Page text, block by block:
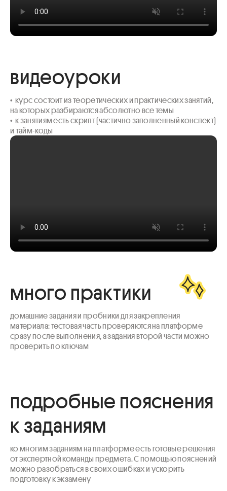
видеоуроки
•  курс состоит из теоретических и практических занятий,
на которых разбираются абсолютно все темы
•  к занятиям есть скрипт (частично заполненный конспект)
и тайм-коды
много практики
домашние задания и пробники для закрепления
материала: тестовая часть проверяются на платформе
сразу после выполнения, а задания второй части можно
проверить по ключам
подробные пояснения
к заданиям
ко многим заданиям на платформе есть готовые решения
от экспертной команды предмета. С помощью пояснений
можно разобраться в своих ошибках и ускорить
подготовку к экзамену